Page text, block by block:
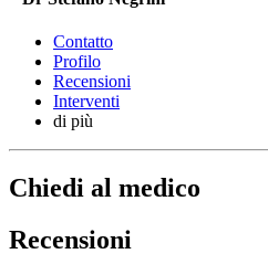
Contatto
Profilo
Recensioni
Interventi
di più
Chiedi al medico
Recensioni